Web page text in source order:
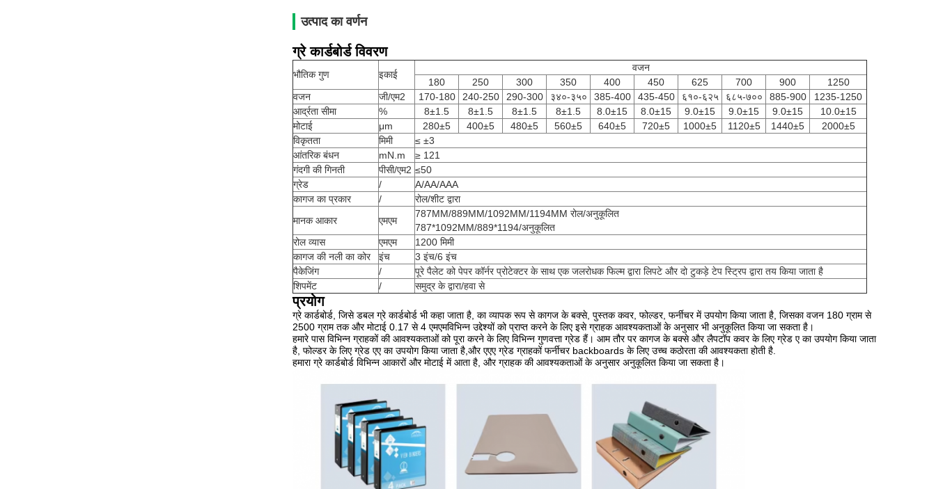
उत्पाद का वर्णन
ग्रे कार्डबोर्ड विवरण
भौतिक गुण इकाई
वजन
180
250 300 350 400 450 625 700 900
1250
वजन
जी/एम2 170-180 240-250 290-300 ३४०-३५० 385-400 435-450 ६१०-६२५ ६८५-७०० 885-900
1235-1250
आर्द्रता सीमा
% 8±1.5 8±1.5 8±1.5 8±1.5 8.0±15 8.0±15 9.0±15 9.0±15 9.0±15
10.0±15
मोटाई
μm 280±5 400±5 480±5 560±5 640±5 720±5 1000±5 1120±5 1440±5
2000±5
विकृतता
मिमी
≤ ±3
आंतरिक बंधन
mN.m
≥ 121
गंदगी की गिनती
पीसी/एम2 ≤50
ग्रेड
/
A/AA/AAA
कागज का प्रकार
/
रोल/शीट द्वारा
मानक आकार
एमएम
787MM/889MM/1092MM/1194MM रोल/अनुकूलित
787*1092MM/889*1194/अनुकूलित
रोल व्यास
एमएम
1200 मिमी
कागज की नली का कोर
इंच
3 इंच/6 इंच
पैकेजिंग
/
पूरे पैलेट को पेपर कॉर्नर प्रोटेक्टर के साथ एक जलरोधक फिल्म द्वारा लिपटे और दो टुकड़े टेप स्ट्रिप द्वारा तय किया जाता है
शिपमेंट
/ समुद्र के द्वारा/हवा से
प्रयोग
ग्रे कार्डबोर्ड, जिसे डबल ग्रे कार्डबोर्ड भी कहा जाता है, का व्यापक रूप से कागज के बक्से, पुस्तक कवर, फोल्डर, फर्नीचर में उपयोग किया जाता है, जिसका वजन 180 ग्राम से
2500 ग्राम तक और मोटाई 0.17 से 4 एमएमविभिन्न उद्देश्यों को प्राप्त करने के लिए इसे ग्राहक आवश्यकताओं के अनुसार भी अनुकूलित किया जा सकता है।
हमारे पास विभिन्न ग्राहकों की आवश्यकताओं को पूरा करने के लिए विभिन्न गुणवत्ता ग्रेड हैं। आम तौर पर कागज के बक्से और लैपटॉप कवर के लिए ग्रेड ए का उपयोग किया जाता
है, फोल्डर के लिए ग्रेड एए का उपयोग किया जाता है,और एएए ग्रेड ग्राहकों फर्नीचर backboards के लिए उच्च कठोरता की आवश्यकता होती है.
हमारा ग्रे कार्डबोर्ड विभिन्न आकारों और मोटाई में आता है, और ग्राहक की आवश्यकताओं के अनुसार अनुकूलित किया जा सकता है।